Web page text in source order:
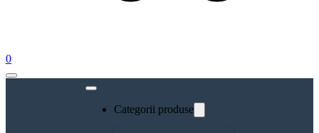
0
Categorii produse